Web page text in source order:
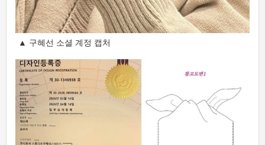
▲ 구혜선 소셜 계정 캡처